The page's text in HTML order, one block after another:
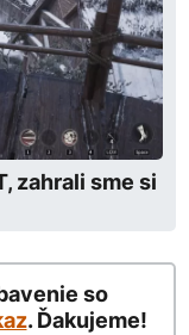
zahrali sme si
so
. Ďakujeme!